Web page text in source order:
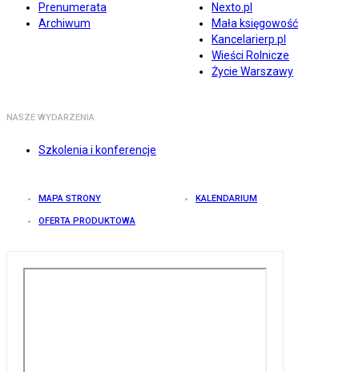
Prenumerata
Archiwum
Nexto.pl
Mała księgowość
Kancelarierp.pl
Wieści Rolnicze
Życie Warszawy
NASZE WYDARZENIA
Szkolenia i konferencje
MAPA STRONY KALENDARIUM
OFERTA PRODUKTOWA